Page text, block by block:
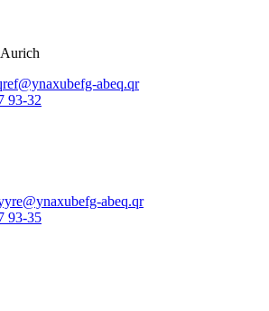
Aurich
abeq.qr
93-32
abeq.qr
93-35